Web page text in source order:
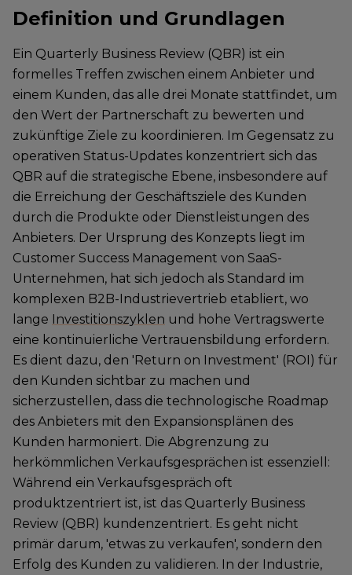
Definition und Grundlagen
Ein Quarterly Business Review (QBR) ist ein
formelles Treffen zwischen einem Anbieter und
einem Kunden, das alle drei Monate stattfindet, um
den Wert der Partnerschaft zu bewerten und
zukünftige Ziele zu koordinieren. Im Gegensatz zu
operativen Status-Updates konzentriert sich das
QBR auf die strategische Ebene, insbesondere auf
die Erreichung der Geschäftsziele des Kunden
durch die Produkte oder Dienstleistungen des
Anbieters. Der Ursprung des Konzepts liegt im
Customer Success Management von SaaS-
Unternehmen, hat sich jedoch als Standard im
komplexen B2B-Industrievertrieb etabliert, wo
lange Investitionszyklen und hohe Vertragswerte
eine kontinuierliche Vertrauensbildung erfordern.
Es dient dazu, den 'Return on Investment' (ROI) für
den Kunden sichtbar zu machen und
sicherzustellen, dass die technologische Roadmap
des Anbieters mit den Expansionsplänen des
Kunden harmoniert. Die Abgrenzung zu
herkömmlichen Verkaufsgesprächen ist essenziell:
Während ein Verkaufsgespräch oft
produktzentriert ist, ist das Quarterly Business
Review (QBR) kundenzentriert. Es geht nicht
primär darum, 'etwas zu verkaufen', sondern den
Erfolg des Kunden zu validieren. In der Industrie,